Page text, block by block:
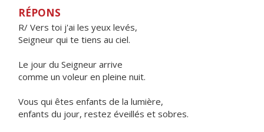
RÉPONS
R/ Vers toi j'ai les yeux levés,
Seigneur qui te tiens au ciel.
Le jour du Seigneur arrive
comme un voleur en pleine nuit.
Vous qui êtes enfants de la lumière,
enfants du jour, restez éveillés et sobres.